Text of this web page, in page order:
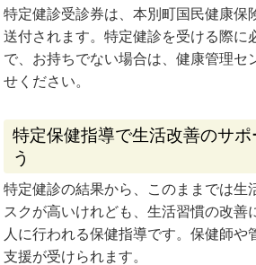
特定健診受診券は、本別町国民健康保
送付されます。特定健診を受ける際に
で、お持ちでない場合は、健康管理セ
せください。
特定保健指導で生活改善のサポ
う
特定健診の結果から、このままでは生
スクが高いけれども、生活習慣の改善
人に行われる保健指導です。保健師や
支援が受けられます。